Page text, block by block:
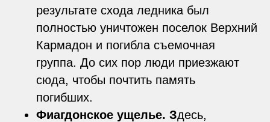
результате схода ледника был
полностью уничтожен поселок Верхний
Кармадон и погибла съемочная
группа. До сих пор люди приезжают
сюда, чтобы почтить память
погибших.
Фиагдонское ущелье. Здесь,